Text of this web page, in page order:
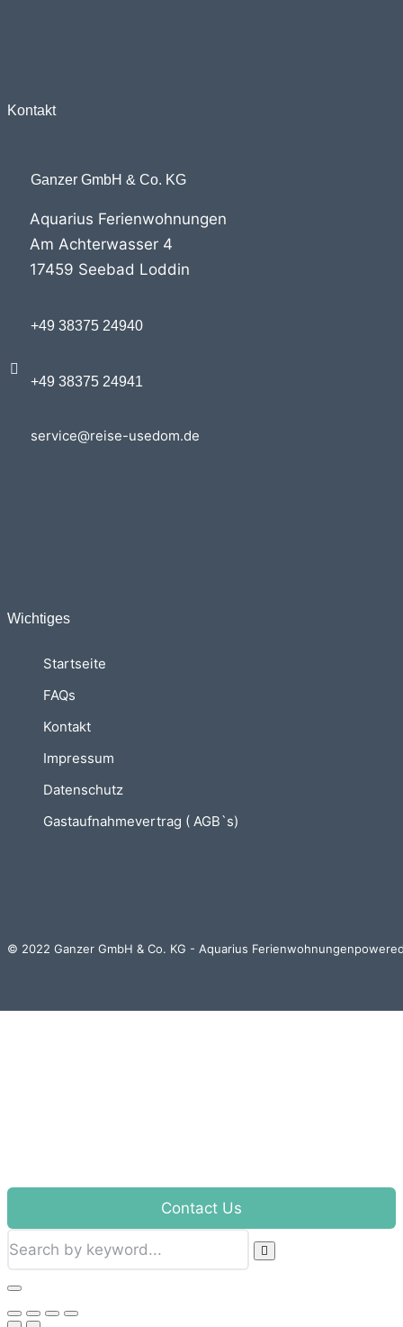
Kontakt
Ganzer GmbH & Co. KG
Aquarius Ferienwohnungen
Am Achterwasser 4
17459 Seebad Loddin
+49 38375 24940
+49 38375 24941
service@reise-usedom.de
Wichtiges
Startseite
FAQs
Kontakt
Impressum
Datenschutz
Gastaufnahmevertrag ( AGB`s)
© 2022 Ganzer GmbH & Co. KG - Aquarius
Contact Us